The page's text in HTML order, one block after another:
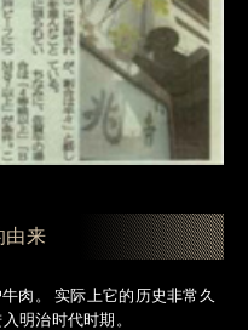
由来
肉。 实际上它的历史非常久
明治时代时期。